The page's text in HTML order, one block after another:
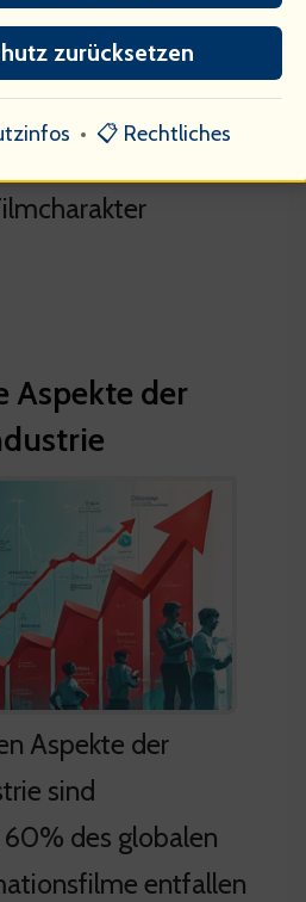
lebendig zu
fördert
komplexe
Aspekte der
Aspekte der
sind
des globalen
entfallen
zurücksetzen
• 📋 Rechtliches